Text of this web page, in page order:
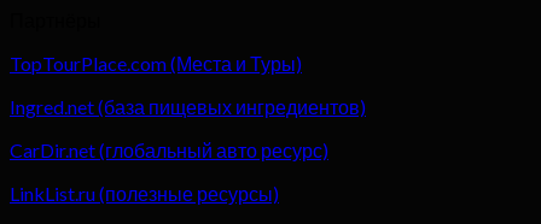
TopTourPlace.com (Места и Туры)
Ingred.net (база пищевых ингредиентов)
CarDir.net (глобальный авто ресурс)
LinkList.ru (полезные ресурсы)